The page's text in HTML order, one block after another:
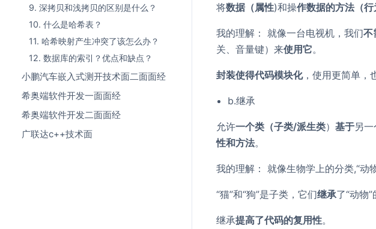
9. 深拷贝和浅拷贝的区别是什么？
10. 什么是哈希表？
11. 哈希映射产生冲突了该怎么办？
12. 数据库的索引？优点和缺点？
小鹏汽车嵌入式测开技术面二面面经
希奥端软件开发一面面经
希奥端软件开发二面面经
广联达c++技术面
将数据（属性)和操作数据的方法（行
我的理解： 就像一台电视机，我们不
关、音量键）来使用它。
封装使得代码模块化，使用更简单，
b.继承
允许一个类（子类/派生类） 基于另一
性和方法。
我的理解： 就像生物学上的分类,“动
“猫”和“狗”是子类，它们继承了“动物”
继承提高了代码的复用性。